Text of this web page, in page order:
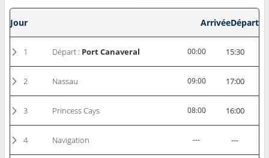
Jour ArrivéeDépart
1 Départ : Port Canaveral 00:00 15:30
2 Nassau 09:00 17:00
3 Princess Cays 08:00 16:00
4 Navigation --- ---